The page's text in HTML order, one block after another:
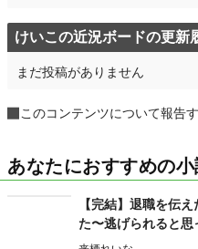
けいこの近況ボードの更新
まだ投稿がありません
このコンテンツについて報告
あなたにおすすめの
【完結】退職を伝
た〜逃げられると